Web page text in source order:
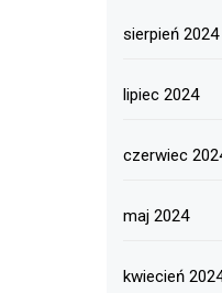
sierpień 2024
lipiec 2024
czerwiec
maj 2024
kwiecień